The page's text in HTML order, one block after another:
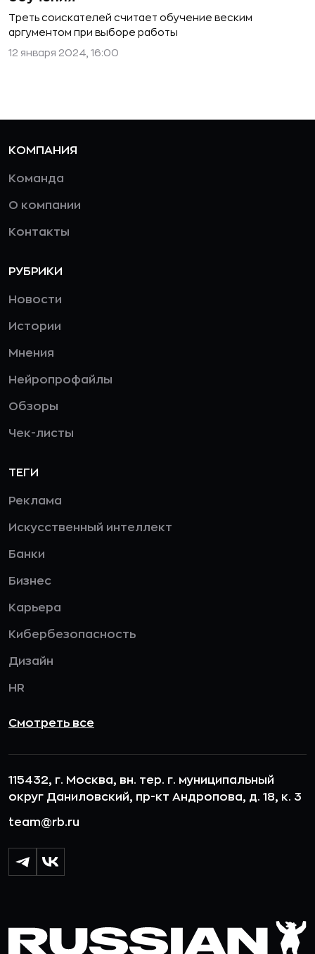
Треть соискателей считает обучение веским
аргументом при выборе работы
12 января 2024, 16:00
КОМПАНИЯ
Команда
О компании
Контакты
РУБРИКИ
Новости
Истории
Мнения
Нейропрофайлы
Обзоры
Чек-листы
ТЕГИ
Реклама
Искусственный интеллект
Банки
Бизнес
Карьера
Кибербезопасность
Дизайн
HR
Смотреть все
115432, г. Москва, вн. тер. г. муниципальный
округ Даниловский, пр-кт Андропова, д. 18, к. 3
team@rb.ru